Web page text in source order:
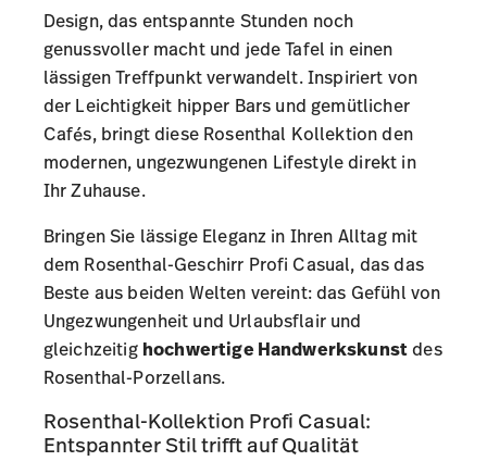
Design, das entspannte Stunden noch
genussvoller macht und jede Tafel in einen
lässigen Treffpunkt verwandelt. Inspiriert von
der Leichtigkeit hipper Bars und gemütlicher
Cafés, bringt diese Rosenthal Kollektionden
modernen, ungezwungenen Lifestyle direkt in
Ihr Zuhause.
Bringen Sie lässige Eleganz in Ihren Alltag mit
dem Rosenthal-Geschirr Profi Casual, das das
Beste aus beiden Welten vereint: das Gefühl von
Ungezwungenheit und Urlaubsflair und
gleichzeitig hochwertige Handwerkskunstdes
Rosenthal-Porzellans.
Rosenthal-Kollektion Profi Casual:
Entspannter Stil trifft auf Qualität